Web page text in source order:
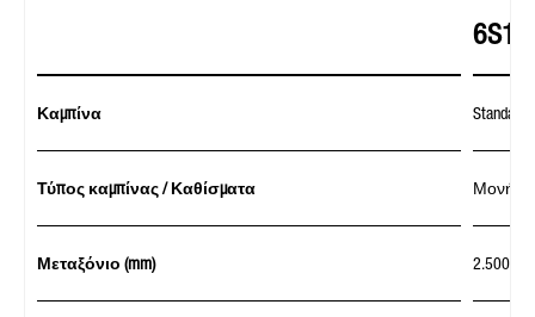
6S15
Καμπίνα Standard
Τύπος καμπίνας / Καθίσματα Μονή / 3
Μεταξόνιο (mm) 2.500